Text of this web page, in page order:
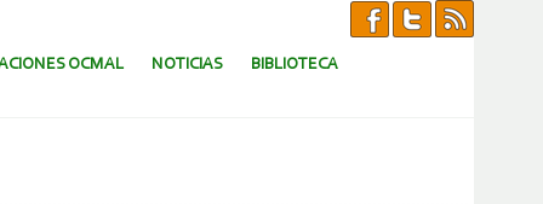
OCMAL NOTICIAS BIBLIOTECA